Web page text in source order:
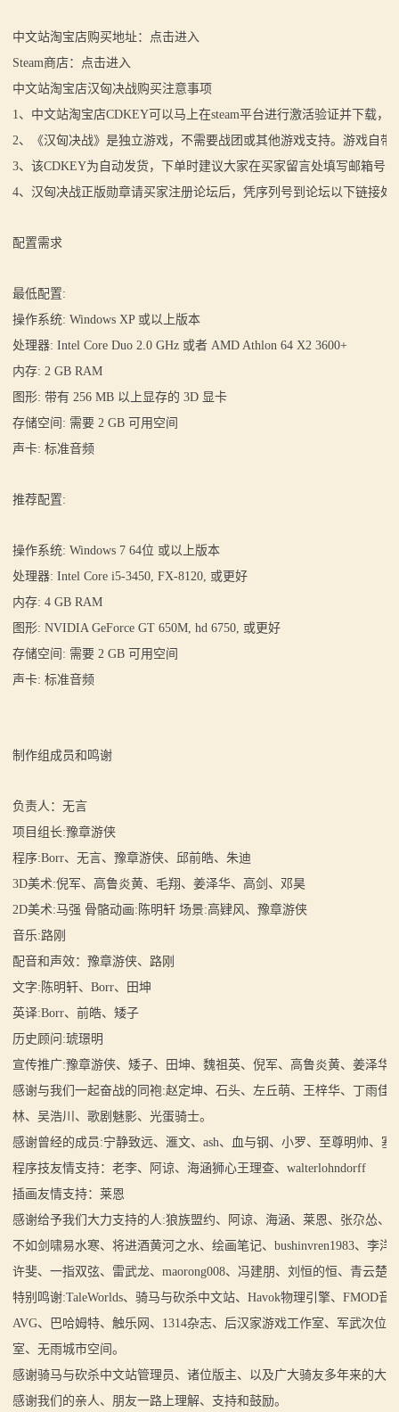
中文站淘宝店购买地址：点击进入
Steam商店：点击进入
中文站淘宝店汉匈决战购买注意事项
1、中文站淘宝店CDKEY可以马上在steam平台进行激活验证并下载，
2、《汉匈决战》是独立游戏，不需要战团或其他游戏支持。游戏自带
3、该CDKEY为自动发货，下单时建议大家在买家留言处填写邮箱号
4、汉匈决战正版勋章请买家注册论坛后，凭序列号到论坛以下链接处
配置需求
最低配置:
操作系统: Windows XP 或以上版本
处理器: Intel Core Duo 2.0 GHz 或者 AMD Athlon 64 X2 3600+
内存: 2 GB RAM
图形: 带有 256 MB 以上显存的 3D 显卡
存储空间: 需要 2 GB 可用空间
声卡: 标准音频
推荐配置:
操作系统: Windows 7 64位 或以上版本
处理器: Intel Core i5-3450, FX-8120, 或更好
内存: 4 GB RAM
图形: NVIDIA GeForce GT 650M, hd 6750, 或更好
存储空间: 需要 2 GB 可用空间
声卡: 标准音频
制作组成员和鸣谢
负责人：无言
项目组长:豫章游侠
程序:Borr、无言、豫章游侠、邱前皓、朱迪
3D美术:倪军、高鲁炎黄、毛翔、姜泽华、高剑、邓昊
2D美术:马强 骨骼动画:陈明轩 场景:高肄风、豫章游侠
音乐:路刚
配音和声效：豫章游侠、路刚
文字:陈明轩、Borr、田坤
英译:Borr、前皓、矮子
历史顾问:琥璟明
宣传推广:豫章游侠、矮子、田坤、魏祖英、倪军、高鲁炎黄、姜泽华
感谢与我们一起奋战的同袍:赵定坤、石头、左丘萌、王梓华、丁雨
林、吴浩川、歌剧魅影、光蛋骑士。
感谢曾经的成员:宁静致远、滙文、ash、血与钢、小罗、至尊明帅、
程序技友情支持：老李、阿谅、海涵狮心王理查、walterlohndorff
插画友情支持：莱恩
感谢给予我们大力支持的人:狼族盟约、阿谅、海涵、莱恩、张尕怂
不如剑啸易水寒、将进酒黄河之水、绘画笔记、bushinvren1983、李
许斐、一指双弦、雷武龙、maorong008、冯建朋、刘恒的恒、青云
特别鸣谢:TaleWorlds、骑马与砍杀中文站、Havok物理引擎、FMOD
AVG、巴哈姆特、触乐网、1314杂志、后汉家游戏工作室、军武次位
室、无雨城市空间。
感谢骑马与砍杀中文站管理员、诸位版主、以及广大骑友多年来的大
感谢我们的亲人、朋友一路上理解、支持和鼓励。